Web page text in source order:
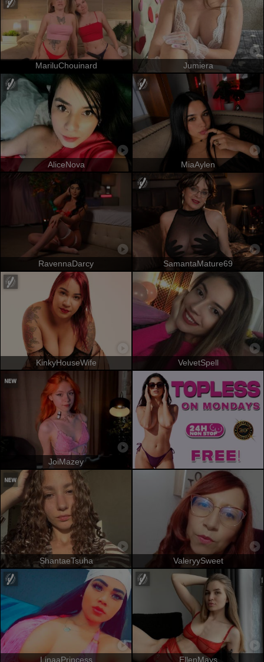
MariluChouinard Jumiera
AliceNova MiaAylen
RavennaDarcy SamantaMature69
KinkyHouseWife VelvetSpell
JoiMazey
ShantaeTsuha ValeryySweet
LinaaPrincess EllenMays